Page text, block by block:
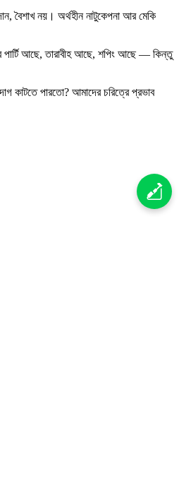
বৈশাখ নয়। অর্থহীন নাটুকেপনা আর মেকি
পার্টি আছে, তারাবীহ আছে, শপিং আছে — কিন্তু
কাটতে পারতো? আমাদের চরিত্রে প্রভাব